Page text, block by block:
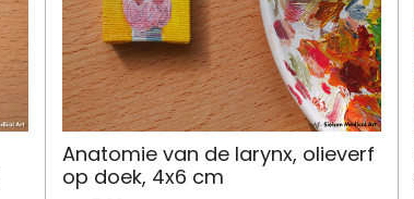
Anatomie van de larynx, olieverf
op doek, 4x6 cm